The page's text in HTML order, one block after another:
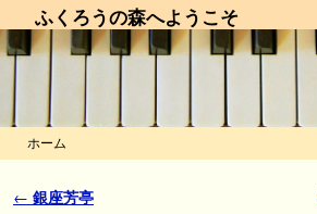
ふくろうの森へようこそ
ホーム
投稿ナビゲーション
← 銀座芳亭